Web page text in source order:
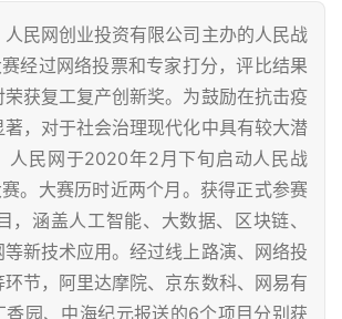
民网创业投资有限公司主办的人民战
经过网络投票和专家打分，评比结果
荣获复工复产创新奖。为鼓励在抗击疫
，对于社会治理现代化中具有较大潜
人民网于2020年2月下旬启动人民战
赛。大赛历时近两个月。获得正式参赛
，涵盖人工智能、大数据、区块链、
新技术应用。经过线上路演、网络投
节，阿里达摩院、京东数科、网易有
香园、中海纪元报送的6个项目分别获